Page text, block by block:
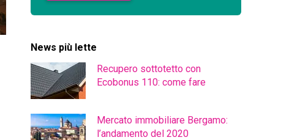
News più lette
Recupero sottotetto con
Ecobonus 110: come fare
Mercato immobiliare Bergamo:
l’andamento del 2020